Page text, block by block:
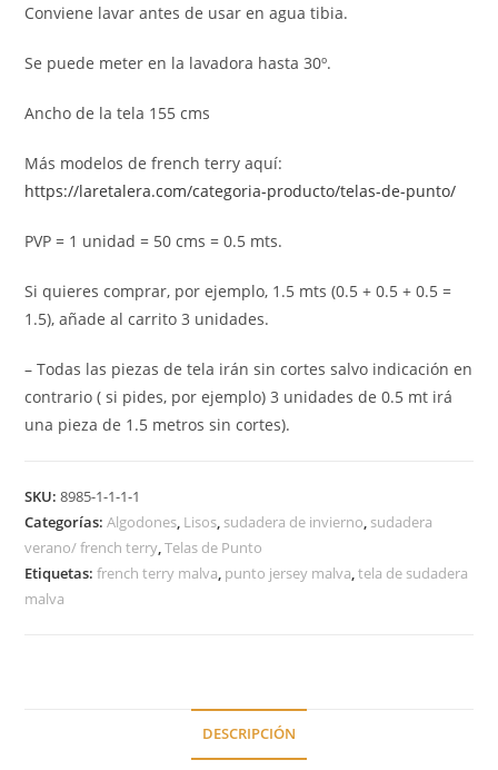
Conviene lavar antes de usar en agua tibia.
Se puede meter en la lavadora hasta 30º.
Ancho de la tela 155 cms
Más modelos de french terry aquí:
https://laretalera.com/categoria-producto/telas-de-punto/
PVP = 1 unidad = 50 cms = 0.5 mts.
Si quieres comprar, por ejemplo, 1.5 mts (0.5 + 0.5 + 0.5 =
1.5), añade al carrito 3 unidades.
– Todas las piezas de tela irán sin cortes salvo indicación en
contrario ( si pides, por ejemplo) 3 unidades de 0.5 mt irá
una pieza de 1.5 metros sin cortes).
SKU:8985-1-1-1-1
Categorías:Algodones, Lisos, sudadera de invierno, sudadera
verano/ french terry,Telas de Punto
Etiquetas:french terry malva, punto jersey malva,tela de sudadera
malva
DESCRIPCIÓN